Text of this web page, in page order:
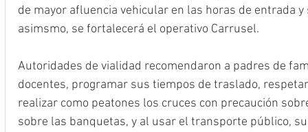
de mayor afluencia vehicular en las horas de entrada
asimsmo, se fortalecerá el operativo Carrusel.
Autoridades de vialidad recomendaron a padres de
docentes, programar sus tiempos de traslado,
realizar como peatones los cruces con precaución
sobre las banquetas, y al usar el transporte público,